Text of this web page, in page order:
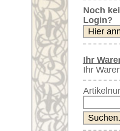
Moderne Teppiche
Orientteppiche
Unifarben/ungemustert
Seidenteppiche
Große Teppiche
(über 300x200 cm)
Sehr große XL Teppiche
(über 400x200 cm)
Riesige XXL Teppiche
(über 600x200 cm)
Läufer / Galerien
Runde & ovale Teppiche
Antike Teppiche
Antike China Teppiche